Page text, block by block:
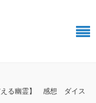
える幽霊】 感想 ダイス